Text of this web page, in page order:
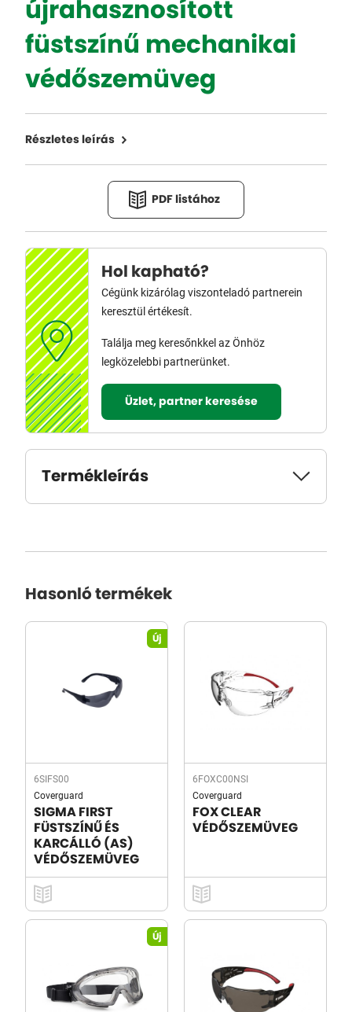
újrahasznosított
füstszínű mechanikai
védőszemüveg
Részletes leírás
PDF listához
Hol kapható?
Cégünk kizárólag viszonteladó partnerein
keresztül értékesít.
Találja meg keresőnkkel az Önhöz
legközelebbi partnerünket.
Üzlet, partner keresése
Termékleírás
Hasonló termékek
Új
6SIFS00
Coverguard
SIGMA FIRST
FÜSTSZÍNŰ ÉS
KARCÁLLÓ (AS)
VÉDŐSZEMÜVEG
6FOXC00NSI
Coverguard
FOX CLEAR
VÉDŐSZEMÜVEG
Új